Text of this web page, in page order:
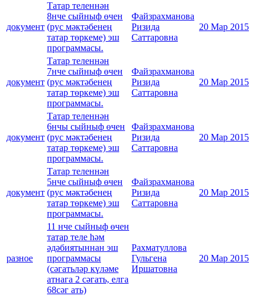
документ
Татар теленнән
8нче сыйныф өчен
(рус мәктәбенең
татар төркеме) эш
программасы.
Файзрахманова
Ризида
Саттаровна
20 Мар 2015
документ
Татар теленнән
7нче сыйныф өчен
(рус мәктәбенең
татар төркеме) эш
программасы.
Файзрахманова
Ризида
Саттаровна
20 Мар 2015
документ
Татар теленнән
6нчы сыйныф өчен
(рус мәктәбенең
татар төркеме) эш
программасы.
Файзрахманова
Ризида
Саттаровна
20 Мар 2015
документ
Татар теленнән
5нче сыйныф өчен
(рус мәктәбенең
татар төркеме) эш
программасы.
Файзрахманова
Ризида
Саттаровна
20 Мар 2015
разное
11 нче сыйныф өчен
татар теле һәм
әдәбиятыннан эш
программасы
(сәгатьләр күләме
атнага 2 сәгать, елга
68сәг ать)
Рахматуллова
Гульгена
Иршатовна
20 Мар 2015